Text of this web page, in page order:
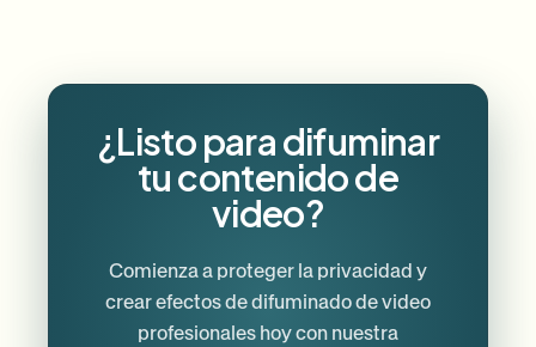
¿Listo para difuminar
tu contenido de
video?
Comienza a proteger la privacidad y
crear efectos de difuminado de video
profesionales hoy con nuestra